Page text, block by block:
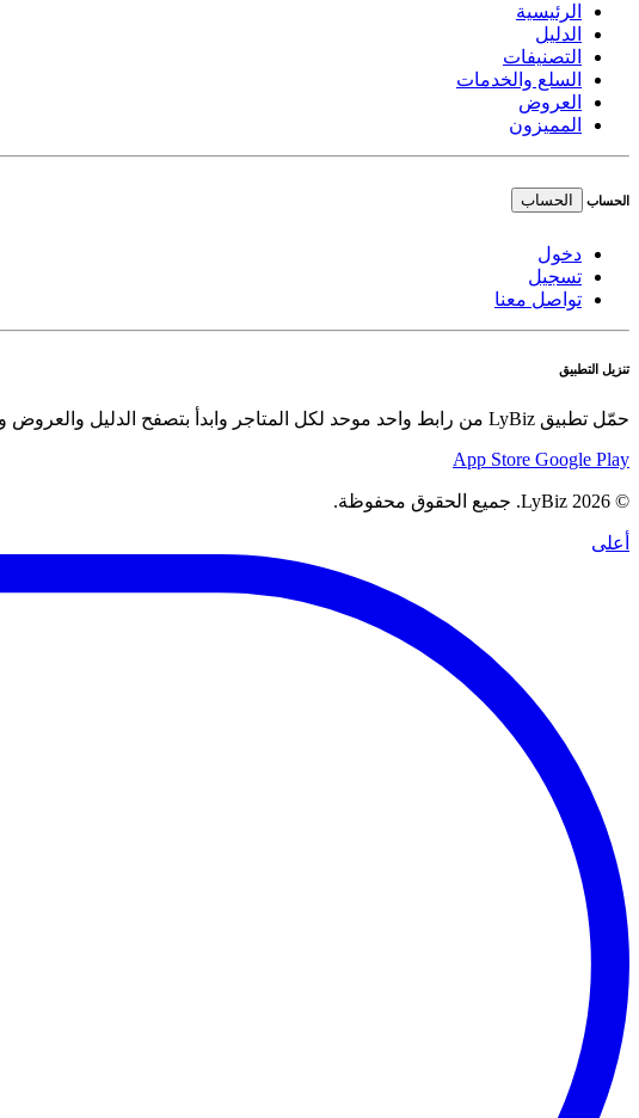
الرئيسية
الدليل
التصنيفات
السلع والخدمات
العروض
المميزون
الحساب الحساب
دخول
تسجيل
تواصل معنا
تنزيل التطبيق
حمّل تطبيق LyBiz من رابط واحد موحد لكل المتاجر وابدأ بتصفح الدليل والعروض والسلع بسهولة.
App Store Google Play
© 2026 LyBiz. جميع الحقوق محفوظة.
أعلى